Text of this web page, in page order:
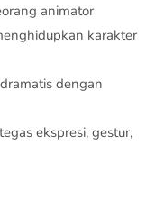
animator
karakter
dengan
ekspresi, gestur,